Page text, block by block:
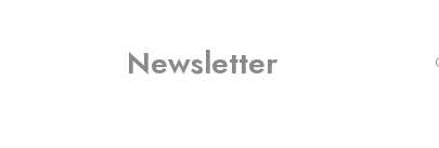
Newsletter